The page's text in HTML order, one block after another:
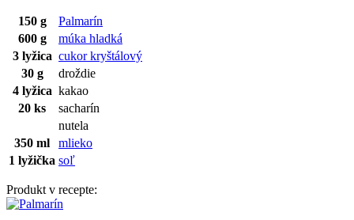
150 g
Palmarín
600 g
múka hladká
3 lyžica cukor kryštálový
30 g
droždie
4 lyžica kakao
20 ks
sacharín
nutela
350 ml
mlieko
1 lyžička soľ
Produkt v recepte: